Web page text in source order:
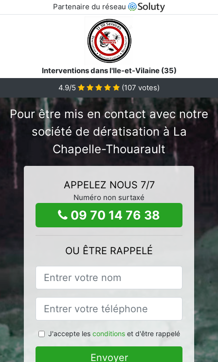
Partenaire du réseau
Interventions dans l'Ile-et-Vilaine (35)
4.9/5
(107 votes)
Pour être mis en contact avec notre
société de dératisation à La
Chapelle-Thouarault
APPELEZ NOUS 7/7
Numéro non surtaxé
09 70 14 76 38
OU ÊTRE RAPPELÉ
J'accepte les conditionset d'être rappelé
Envoyer